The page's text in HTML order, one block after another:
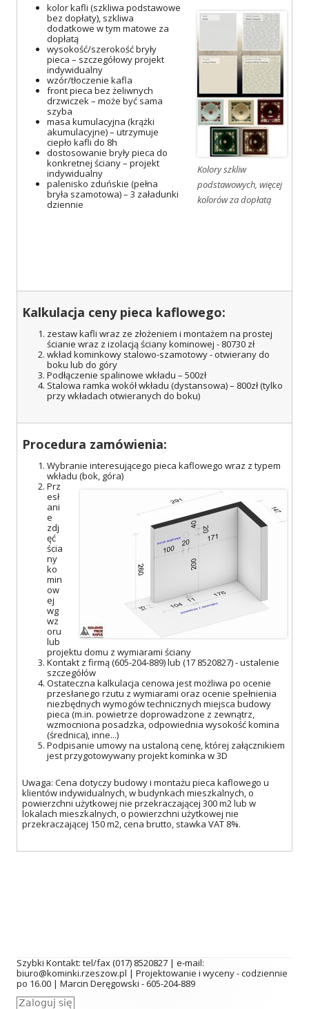
Kolory szkliw
podstawowych, więcej
kolorów za dopłatą
kolor kafli (szkliwa podstawowe
bez dopłaty), szkliwa
dodatkowe w tym matowe za
dopłatą
wysokość/szerokość bryły
pieca – szczegółowy projekt
indywidualny
wzór/tłoczenie kafla
front pieca bez żeliwnych
drzwiczek – może być sama
szyba
masa kumulacyjna (krążki
akumulacyjne) – utrzymuje
ciepło kafli do 8h
dostosowanie bryły pieca do
konkretnej ściany – projekt
indywidualny
palenisko zduńskie (pełna
bryła szamotowa) – 3 załadunki
dziennie
Kalkulacja ceny pieca kaflowego:
zestaw kafli wraz ze złożeniem i montażem na prostej
ścianie wraz z izolacją ściany kominowej - 80730 zł
wkład kominkowy stalowo-szamotowy - otwierany do
boku lub do góry
Podłączenie spalinowe wkładu – 500zł
Stalowa ramka wokół wkładu (dystansowa) – 800zł (tylko
przy wkładach otwieranych do boku)
Procedura zamówienia:
Wybranie interesującego pieca kaflowego wraz z typem
wkładu (bok, góra)
Prz
esł
ani
e
zdj
ęć
ścia
ny
ko
min
ow
ej
wg
wz
oru
lub
projektu domu z wymiarami ściany
Kontakt z firmą (605-204-889) lub (17 8520827) - ustalenie
szczegółów
Ostateczna kalkulacja cenowa jest możliwa po ocenie
przesłanego rzutu z wymiarami oraz ocenie spełnienia
niezbędnych wymogów technicznych miejsca budowy
pieca (m.in. powietrze doprowadzone z zewnątrz,
wzmocniona posadzka, odpowiednia wysokość komina
(średnica), inne...)
Podpisanie umowy na ustaloną cenę, której załącznikiem
jest przygotowywany projekt kominka w 3D
Uwaga: Cena dotyczy budowy i montażu pieca kaflowego u
klientów indywidualnych, w budynkach mieszkalnych, o
powierzchni użytkowej nie przekraczającej 300 m2 lub w
lokalach mieszkalnych, o powierzchni użytkowej nie
przekraczającej 150 m2, cena brutto, stawka VAT 8%.
Szybki Kontakt: tel/fax (017) 8520827 | e-mail:
biuro@kominki.rzeszow.pl | Projektowanie i wyceny - codziennie
po 16.00 | Marcin Deręgowski - 605-204-889
Zaloguj się